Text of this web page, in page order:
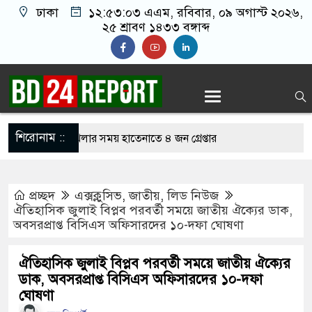
ঢাকা ১২:৫৩:০৪ এএম, রবিবার, ০৯ অগাস্ট ২০২৬,
২৫ শ্রাবণ ১৪৩৩ বঙ্গাব্দ
শিরোনাম ::
জুয়া খেলার সময় হাতেনাতে ৪ জন গ্রেপ্তার
অসহায় মায়ের মাথার চুল বিক্রি
অমায়িক ব্যবহার পান, জানালেন নারী
প্রচ্ছদ এক্সক্লুসিভ,জাতীয়,লিড নিউজ
ঐতিহাসিক জুলাই বিপ্লব পরবর্তী সময়ে জাতীয় ঐক্যের ডাক,
অবসরপ্রাপ্ত বিসিএস অফিসারদের ১০-দফা ঘোষণা
ঐতিহাসিক জুলাই বিপ্লব পরবর্তী সময়ে জাতীয় ঐক্যের
ডাক, অবসরপ্রাপ্ত বিসিএস অফিসারদের ১০-দফা
ঘোষণা